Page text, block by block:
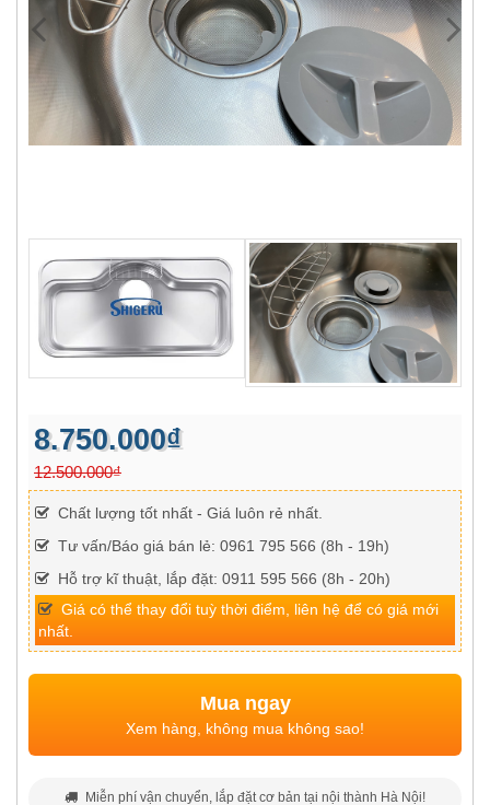
8.750.000₫
12.500.000₫
Chất lượng tốt nhất - Giá luôn rẻ nhất.
Tư vấn/Báo giá bán lẻ: 0961 795 566 (8h - 19h)
Hỗ trợ kĩ thuật, lắp đặt: 0911 595 566 (8h - 20h)
Giá có thể thay đổi tuỳ thời điểm, liên hệ để có giá mới
nhất.
Mua ngay
Xem hàng, không mua không sao!
Miễn phí vận chuyển, lắp đặt cơ bản tại nội thành Hà Nội!